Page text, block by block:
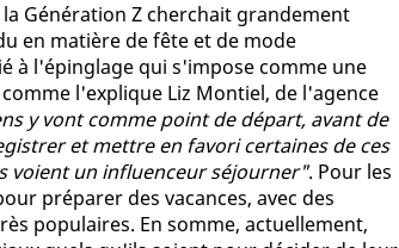
Génération Z cherchait grandement
en matière de fête et de mode
à l'épinglage qui s'impose comme une
l'explique Liz Montiel, de l'agence
y vont comme point de départ, avant de
et mettre en favori certaines de ces
voient un influenceur séjourner". Pour les
préparer des vacances, avec des
populaires. En somme, actuellement,